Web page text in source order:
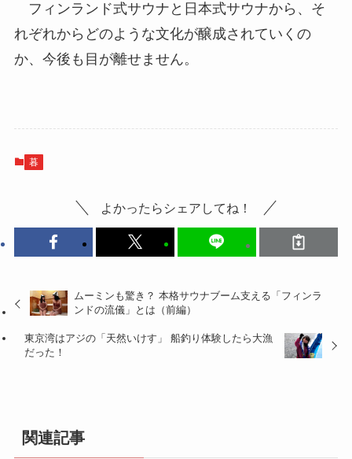
フィンランド式サウナと日本式サウナから、そ
れぞれからどのような文化が醸成されていくの
か、今後も目が離せません。
暮
よかったらシェアしてね！
ムーミンも驚き？ 本格サウナブーム支える「フィンラ
ンドの流儀」とは（前編）
東京湾はアジの「天然いけす」 船釣り体験したら大漁
だった！
関連記事